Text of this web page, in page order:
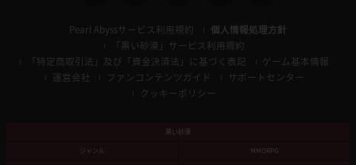
Pearl Abyssサービス利用規約
個人情報処理方針
「黒い砂漠」サービス利用規約
「特定商取引法」及び「資金決済法」に基づく表記
ゲーム基本情報
運営会社
ファンコンテンツガイド
サポートセンター
クッキーポリシー
黒い砂漠
ジャンル
MMORPG